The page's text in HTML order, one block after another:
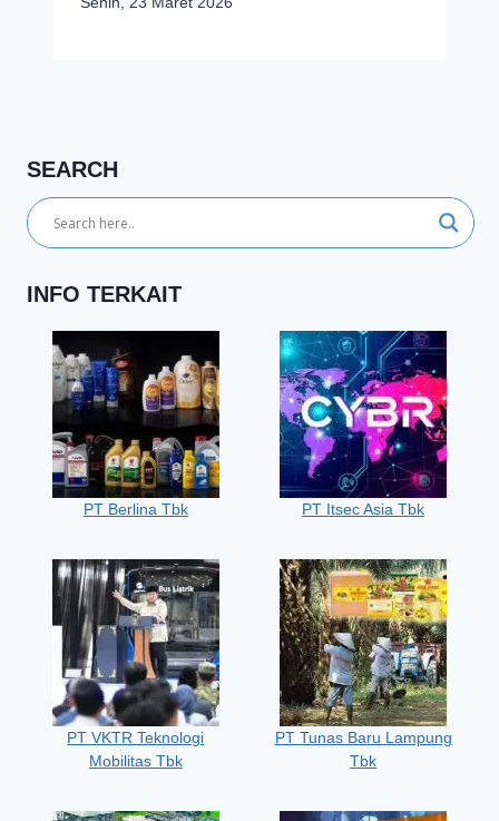
SEARCH
INFO TERKAIT
PT Berlina Tbk PT Itsec Asia Tbk
PT VKTR Teknologi
Mobilitas Tbk
PT Tunas Baru Lampung
Tbk